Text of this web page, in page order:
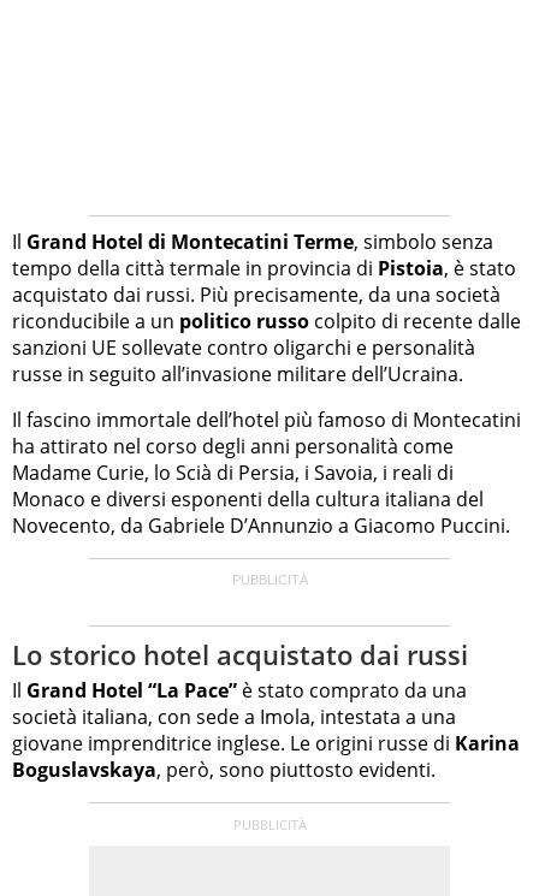
Il Grand Hotel di Montecatini Terme, simbolo senza
tempo della città termale in provincia di Pistoia, è stato
acquistato dai russi. Più precisamente, da una società
riconducibile a un politico russo colpito di recente dalle
sanzioni UE sollevate contro oligarchi e personalità
russe in seguito all’invasione militare dell’Ucraina.
Il fascino immortale dell’hotel più famoso di Montecatini
ha attirato nel corso degli anni personalità come
Madame Curie, lo Scià di Persia, i Savoia, i reali di
Monaco e diversi esponenti della cultura italiana del
Novecento, da Gabriele D’Annunzio a Giacomo Puccini.
Lo storico hotel acquistato dai russi
Il Grand Hotel “La Pace” è stato comprato da una
società italiana, con sede a Imola, intestata a una
giovane imprenditrice inglese. Le origini russe di Karina
Boguslavskaya, però, sono piuttosto evidenti.